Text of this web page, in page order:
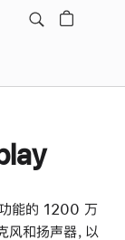
能的 1200 万
和扬声器，以